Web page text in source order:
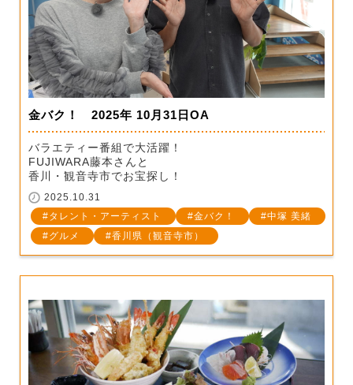
金バク！ 2025年 10月31日OA
バラエティー番組で大活躍！
FUJIWARA藤本さんと
香川・観音寺市でお宝探し！
2025.10.31
タレント・アーティスト
金バク！
中塚 美緒
グルメ
香川県（観音寺市）